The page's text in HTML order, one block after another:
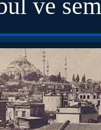
ve